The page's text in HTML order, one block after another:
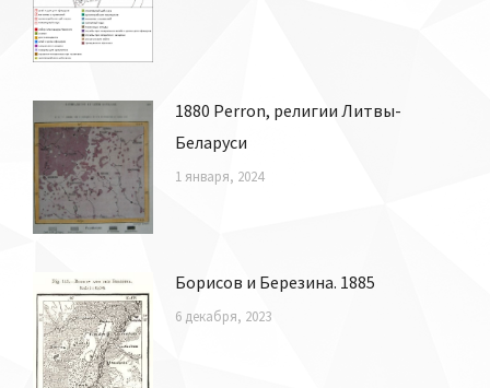
1880 Perron, религии Литвы-
Беларуси
1 января, 2024
Борисов и Березина. 1885
6 декабря, 2023